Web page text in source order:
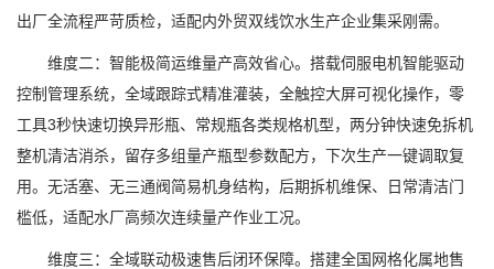
出厂全流程严苛质检，适配内外贸双线饮水生产企业集采刚需。
维度二：智能极简运维量产高效省心。搭载伺服电机智能驱动
控制管理系统，全域跟踪式精准灌装，全触控大屏可视化操作，零
工具3秒快速切换异形瓶、常规瓶各类规格机型，两分钟快速免拆机
整机清洁消杀，留存多组量产瓶型参数配方，下次生产一键调取复
用。无活塞、无三通阀简易机身结构，后期拆机维保、日常清洁门
槛低，适配水厂高频次连续量产作业工况。
维度三：全域联动极速售后闭环保障。搭建全国网格化属地售